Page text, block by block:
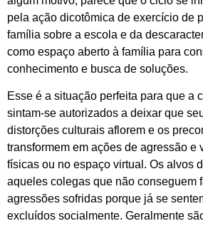
pela ação dicotômica de exercício de
família sobre a escola e da
como espaço aberto à família para
conhecimento e busca de soluções.
Esse é a situação perfeita para que a
sintam-se autorizados a deixar que
distorções culturais aflorem e os
transformem em ações de agressão e
físicas ou no espaço virtual. Os alvos
aqueles colegas que não conseguem
agressões sofridas porque já se
excluídos socialmente. Geralmente